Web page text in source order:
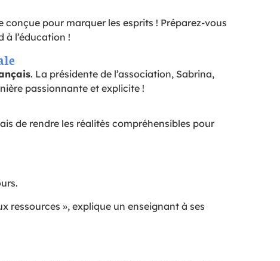
conçue pour marquer les esprits ! Préparez-vous
l’éducation !
. La présidente de l’association, Sabrina,
passionnante et explicite !
de rendre les réalités compréhensibles pour
ressources », explique un enseignant à ses